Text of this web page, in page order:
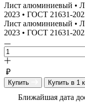
Лист алюминиевый •
2023 • ГОСТ 21631-
Лист алюминиевый •
2023 • ГОСТ 21631-
₽
Купить Купить в 1
Ближайшая дата